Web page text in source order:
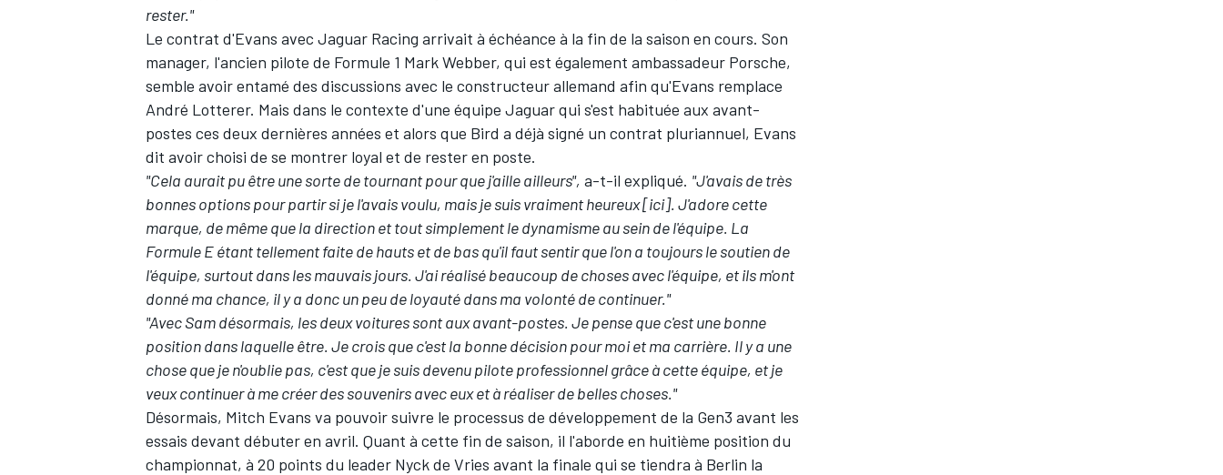
rester."
Le contrat d'Evans avec Jaguar Racing arrivait à échéance à la fin de la saison en cours. Son
manager, l'ancien pilote de Formule 1 Mark Webber, qui est également ambassadeur Porsche,
semble avoir entamé des discussions avec le constructeur allemand afin qu'Evans remplace
André Lotterer. Mais dans le contexte d'une équipe Jaguar qui s'est habituée aux avant-
postes ces deux dernières années et alors que Bird a déjà signé un contrat pluriannuel, Evans
dit avoir choisi de se montrer loyal et de rester en poste.
"Cela aurait pu être une sorte de tournant pour que j'aille ailleurs", a-t-il expliqué. "J'avais de très
bonnes options pour partir si je l'avais voulu, mais je suis vraiment heureux [ici]. J'adore cette
marque, de même que la direction et tout simplement le dynamisme au sein de l'équipe. La
Formule E étant tellement faite de hauts et de bas qu'il faut sentir que l'on a toujours le soutien de
l'équipe, surtout dans les mauvais jours. J'ai réalisé beaucoup de choses avec l'équipe, et ils m'ont
donné ma chance, il y a donc un peu de loyauté dans ma volonté de continuer."
"Avec Sam désormais, les deux voitures sont aux avant-postes. Je pense que c'est une bonne
position dans laquelle être. Je crois que c'est la bonne décision pour moi et ma carrière. Il y a une
chose que je n'oublie pas, c'est que je suis devenu pilote professionnel grâce à cette équipe, et je
veux continuer à me créer des souvenirs avec eux et à réaliser de belles choses."
Désormais, Mitch Evans va pouvoir suivre le processus de développement de la Gen3 avant les
essais devant débuter en avril. Quant à cette fin de saison, il l'aborde en huitième position du
championnat, à 20 points du leader Nyck de Vries avant la finale qui se tiendra à Berlin la